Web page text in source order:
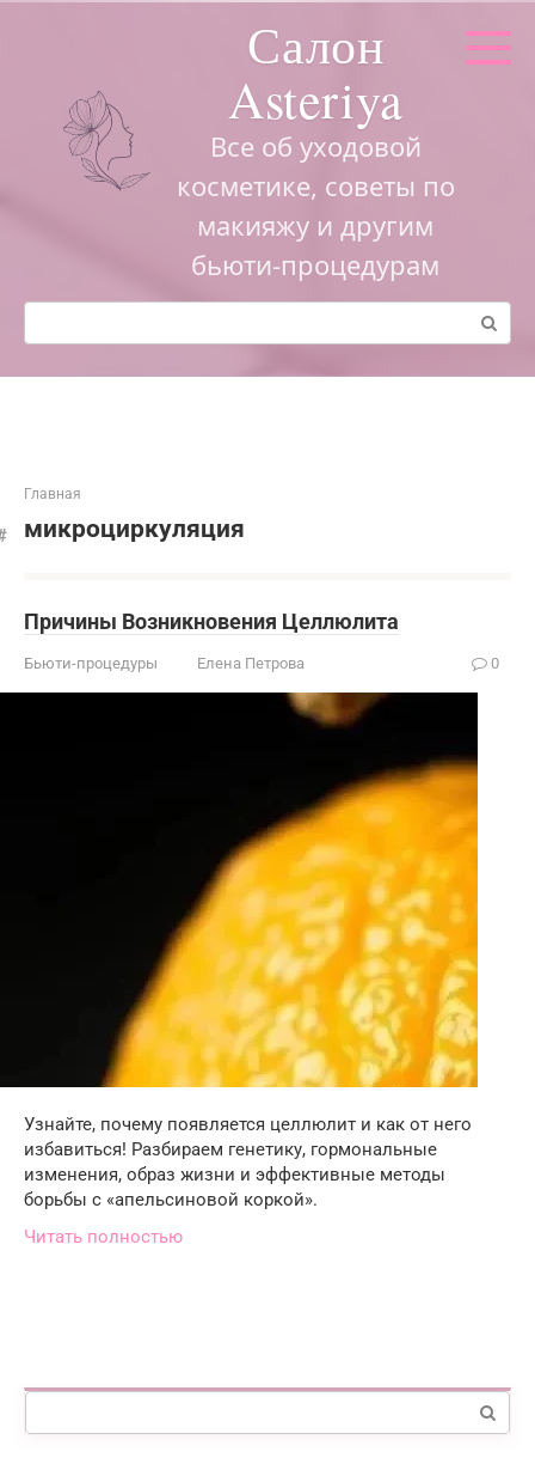
Салон
Asteriya
Все об уходовой
косметике, советы по
макияжу и другим
бьюти-процедурам
Поиск:
Главная
микроциркуляция
Причины Возникновения Целлюлита
Бьюти-процедуры Елена Петрова 0
Узнайте, почему появляется целлюлит и как от него
избавиться! Разбираем генетику, гормональные
изменения, образ жизни и эффективные методы
борьбы с «апельсиновой коркой».
Читать полностью
Поиск: